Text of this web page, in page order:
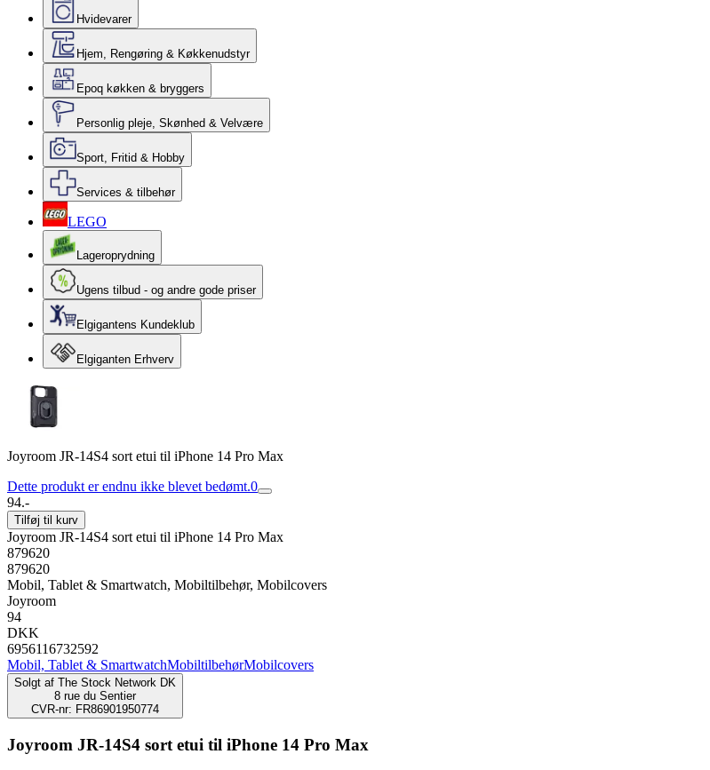
Hvidevarer
Hjem, Rengøring & Køkkenudstyr
Epoq køkken & bryggers
Personlig pleje, Skønhed & Velvære
Sport, Fritid & Hobby
Services & tilbehør
LEGO
Lageroprydning
Ugens tilbud - og andre gode priser
Elgigantens Kundeklub
Elgiganten Erhverv
Joyroom JR-14S4 sort etui til iPhone 14 Pro Max
Dette produkt er endnu ikke blevet bedømt.0
94.-
Tilføj til kurv
Joyroom JR-14S4 sort etui til iPhone 14 Pro Max
879620
879620
Mobil, Tablet & Smartwatch, Mobiltilbehør, Mobilcovers
Joyroom
94
DKK
6956116732592
Mobil, Tablet & SmartwatchMobiltilbehørMobilcovers
Solgt af The Stock Network DK
8 rue du Sentier
CVR-nr: FR86901950774
Joyroom JR-14S4 sort etui til iPhone 14 Pro Max